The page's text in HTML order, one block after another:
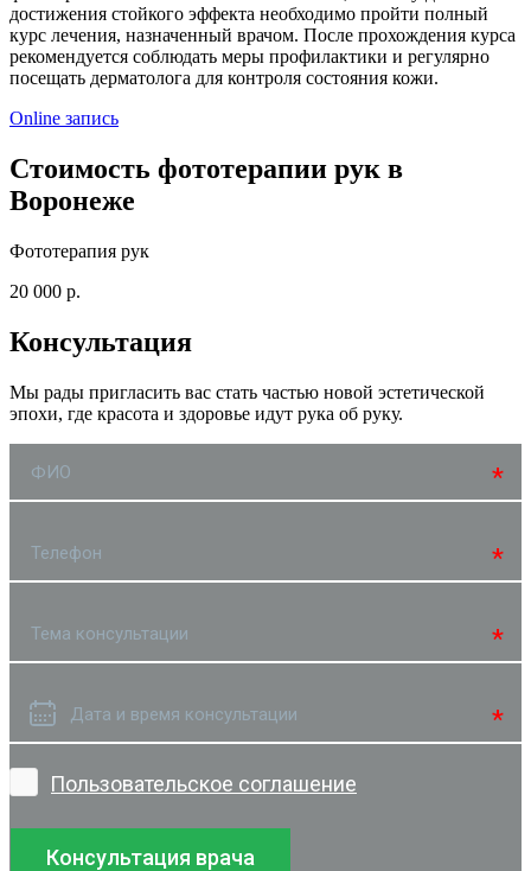
достижения стойкого эффекта необходимо пройти полный
курс лечения, назначенный врачом. После прохождения курса
рекомендуется соблюдать меры профилактики и регулярно
посещать дерматолога для контроля состояния кожи.
Online запись
Стоимость фототерапии рук в
Воронеже
Фототерапия рук
20 000 р.
Консультация
Мы рады пригласить вас стать частью новой эстетической
эпохи, где красота и здоровье идут рука об руку.